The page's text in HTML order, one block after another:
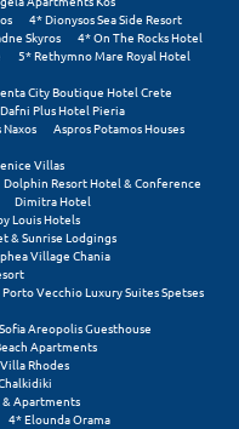
4* Dionysos Sea Side Resort
Skyros
4* On The Rocks Hotel
5* Rethymno Mare Royal Hotel
City Boutique Hotel Crete
Plus Hotel Pieria
Aspros Potamos Houses
Villas
Dolphin Resort Hotel & Conference
Dimitra Hotel
Louis Hotels
& Sunrise Lodgings
Village Chania
Porto Vecchio Luxury Suites Spetses
Sofia Areopolis Guesthouse
Apartments
Rhodes
Apartments
4* Elounda Orama